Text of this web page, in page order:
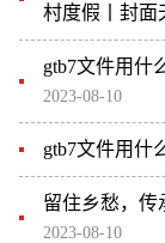
村度假丨封面
gtb7文件用什
2023-08-10
gtb7文件用什
留住乡愁，传
2023-08-10